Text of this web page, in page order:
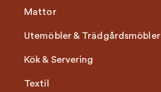
Mattor
Utemöbler & Trädgårdsmöbler
Kök & Servering
Textil